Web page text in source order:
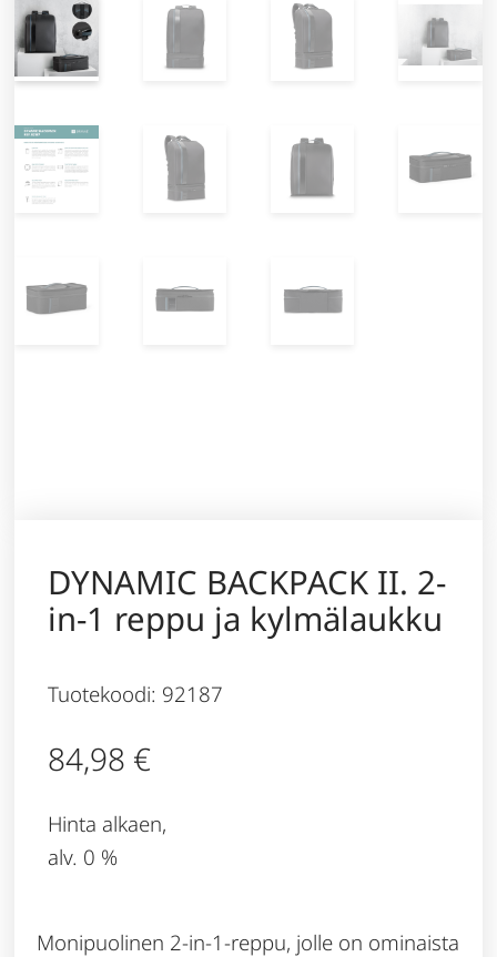
DYNAMIC BACKPACK II. 2-
in-1 reppu ja kylmälaukku
Tuotekoodi: 92187
84,98 €
Hinta alkaen,
alv. 0 %
Monipuolinen 2-in-1-reppu, jolle on ominaista